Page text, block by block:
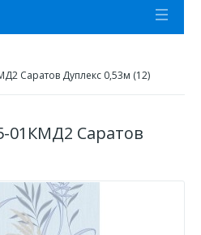
Саратов Дуплекс 0,53м (12)
01КМД2 Саратов